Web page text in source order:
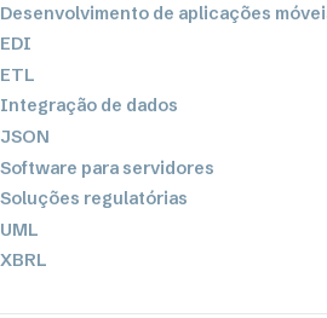
Desenvolvimento de aplicações
EDI
ETL
Integração de dados
JSON
Software para servidores
Soluções regulatórias
UML
XBRL